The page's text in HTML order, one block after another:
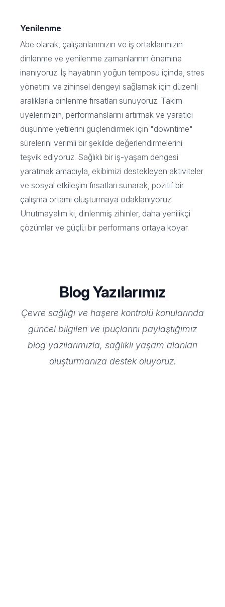
Yenilenme
Abe olarak, çalışanlarımızın ve iş ortaklarımızın
dinlenme ve yenilenme zamanlarının önemine
inanıyoruz. İş hayatının yoğun temposu içinde, stres
yönetimi ve zihinsel dengeyi sağlamak için düzenli
aralıklarla dinlenme fırsatları sunuyoruz. Takım
üyelerimizin, performanslarını artırmak ve yaratıcı
düşünme yetilerini güçlendirmek için "downtime"
sürelerini verimli bir şekilde değerlendirmelerini
teşvik ediyoruz. Sağlıklı bir iş-yaşam dengesi
yaratmak amacıyla, ekibimizi destekleyen aktiviteler
ve sosyal etkileşim fırsatları sunarak, pozitif bir
çalışma ortamı oluşturmaya odaklanıyoruz.
Unutmayalım ki, dinlenmiş zihinler, daha yenilikçi
çözümler ve güçlü bir performans ortaya koyar.
Blog Yazılarımız
Çevre sağlığı ve haşere kontrolü konularında
güncel bilgileri ve ipuçlarını paylaştığımız
blog yazılarımızla, sağlıklı yaşam alanları
oluşturmanıza destek oluyoruz.